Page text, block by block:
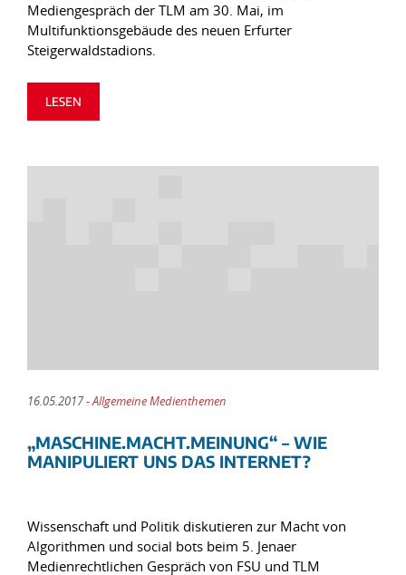
Mediengespräch der TLM am 30. Mai, im
Multifunktionsgebäude des neuen Erfurter
Steigerwaldstadions.
LESEN
16.05.2017 -Allgemeine Medienthemen
„MASCHINE.MACHT.MEINUNG“ – WIE
MANIPULIERT UNS DAS INTERNET?
Wissenschaft und Politik diskutieren zur Macht von
Algorithmen und social bots beim 5. Jenaer
Medienrechtlichen Gespräch von FSU und TLM